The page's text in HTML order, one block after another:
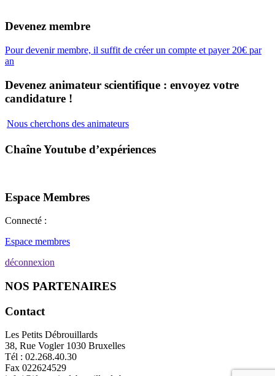
Devenez membre
Pour devenir membre, il suffit de créer un compte et payer 20€ par
an
Devenez animateur scientifique : envoyez votre
candidature !
Nous cherchons des animateurs
Chaîne Youtube d’expériences
Espace Membres
Connecté :
Espace membres
déconnexion
NOS PARTENAIRES
Contact
Les Petits Débrouillards
38, Rue Vogler 1030 Bruxelles
Tél : 02.268.40.30
Fax 022624529